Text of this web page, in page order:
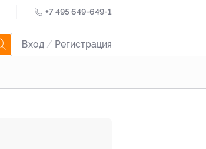
+7 495 649-649-1
Вход / Регистрация